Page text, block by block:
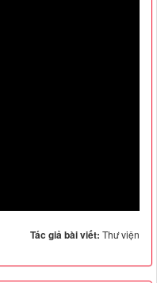
Tác giả bài viết: Thư viện